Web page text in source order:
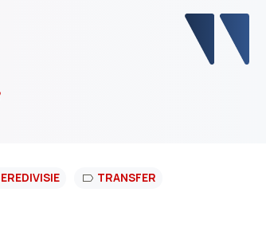
EREDIVISIE TRANSFER